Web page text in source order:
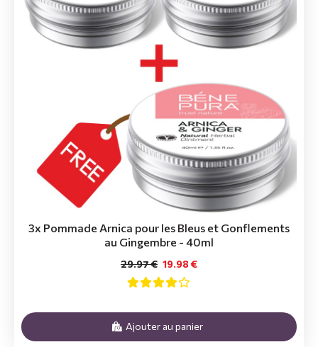
3x Pommade Arnica pour les Bleus et Gonflements
au Gingembre - 40ml
19.98 €
29.97 €
Ajouter au panier